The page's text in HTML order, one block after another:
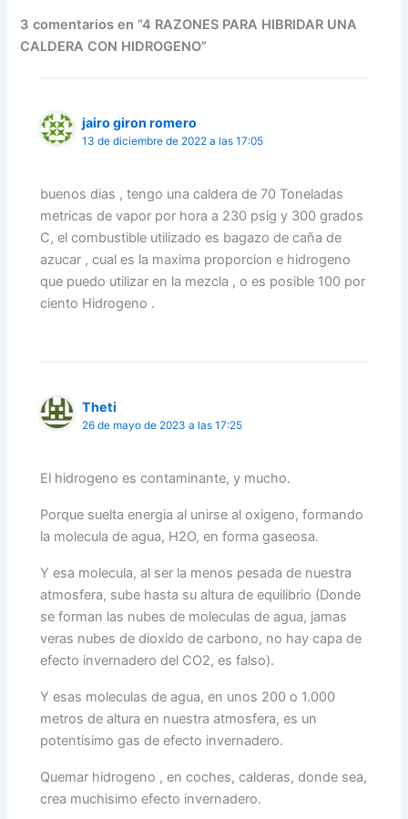
3 comentarios en “4 RAZONES PARA HIBRIDAR UNA
CALDERA CON HIDROGENO”
jairo giron romero
13 de diciembre de 2022 a las 17:05
buenos dias , tengo una caldera de 70 Toneladas
metricas de vapor por hora a 230 psig y 300 grados
C, el combustible utilizado es bagazo de caña de
azucar , cual es la maxima proporcion e hidrogeno
que puedo utilizar en la mezcla , o es posible 100 por
ciento Hidrogeno .
Theti
26 de mayo de 2023 a las 17:25
El hidrogeno es contaminante, y mucho.
Porque suelta energia al unirse al oxigeno, formando
la molecula de agua, H2O, en forma gaseosa.
Y esa molecula, al ser la menos pesada de nuestra
atmosfera, sube hasta su altura de equilibrio (Donde
se forman las nubes de moleculas de agua, jamas
veras nubes de dioxido de carbono, no hay capa de
efecto invernadero del CO2, es falso).
Y esas moleculas de agua, en unos 200 o 1.000
metros de altura en nuestra atmosfera, es un
potentisimo gas de efecto invernadero.
Quemar hidrogeno , en coches, calderas, donde sea,
crea muchisimo efecto invernadero.